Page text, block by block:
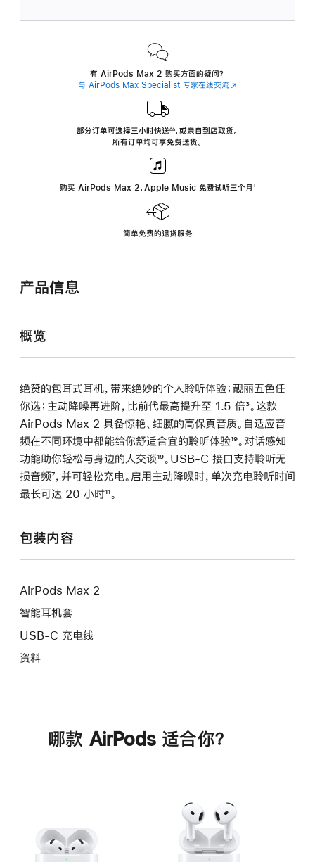
有 AirPods Max 2 购买方面的疑问？
与 AirPods Max Specialist 专家在线交流(在
中
部分订单可选择三小时快送∆∆， 或亲自到店取货。
所有订单均可享免费送货。
购买 AirPods Max 2，Apple Music 免费试听三个月 ‍脚
‍⁺
简单免费的退货服务
产品信息
概览
绝赞的包耳式耳机，带来绝妙的个人聆听体验；靓丽五色任
你选；主动降噪再进阶，比前代最高提升至 1.5 倍脚
注
³。这款
AirPods Max 2 具备惊艳、细腻的高保真音质。自适应音
频在不同环境中都能给你舒适合宜的聆听体验脚
注
¹⁹。对话感知
功能助你轻松与身边的人交谈脚
注
¹⁹。USB-C 接口支持聆听无
损音频脚
注
⁷，并可轻松充电。启用主动降噪时，单次充电聆听时间
最长可达 20 小时脚
¹¹。
包装内容
AirPods Max 2
智能耳机套
USB-C 充电线
资料
哪款 AirPods 适合你？